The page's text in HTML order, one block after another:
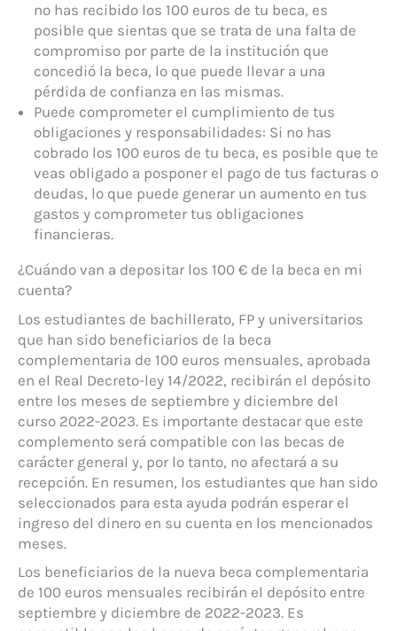
no has recibido los 100 euros de tu beca, es
posible que sientas que se trata de una falta de
compromiso por parte de la institución que
concedió la beca, lo que puede llevar a una
pérdida de confianza en las mismas.
Puede comprometer el cumplimiento de tus
obligaciones y responsabilidades: Si no has
cobrado los 100 euros de tu beca, es posible que te
veas obligado a posponer el pago de tus facturas o
deudas, lo que puede generar un aumento en tus
gastos y comprometer tus obligaciones
financieras.
¿Cuándo van a depositar los 100 € de la beca en mi
cuenta?
Los estudiantes de bachillerato, FP y universitarios
que han sido beneficiarios de la beca
complementaria de 100 euros mensuales, aprobada
en el Real Decreto-ley 14/2022, recibirán el depósito
entre los meses de septiembre y diciembre del
curso 2022-2023. Es importante destacar que este
complemento será compatible con las becas de
carácter general y, por lo tanto, no afectará a su
recepción. En resumen, los estudiantes que han sido
seleccionados para esta ayuda podrán esperar el
ingreso del dinero en su cuenta en los mencionados
meses.
Los beneficiarios de la nueva beca complementaria
de 100 euros mensuales recibirán el depósito entre
septiembre y diciembre de 2022-2023. Es